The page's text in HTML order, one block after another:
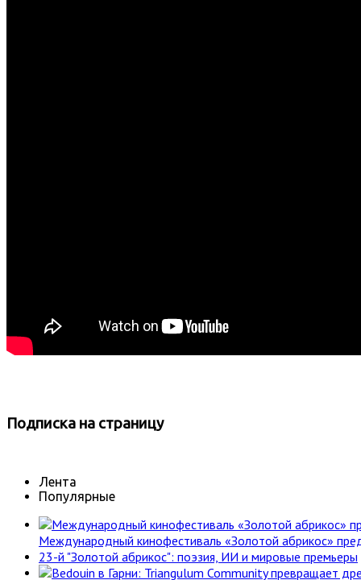
Подписка на страницу
Лента
Популярные
Международный кинофестиваль «Золотой абрикос»
23-й "Золотой абрикос": поэзия, ИИ и мировые премьеры